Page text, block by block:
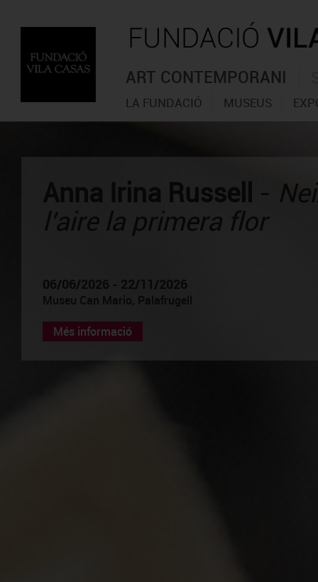
ART CONTEMPORANI
LA FUNDACIÓ MUSEUS
Anna Irina Russell -
l’aire la primera flor
06/06/2026 - 22/11/2026
Museu Can Mario, Palafrugell
Més informació